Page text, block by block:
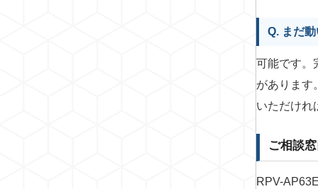
Q. まだ
可能です。
があります
いただけれ
ご相談
RPV-